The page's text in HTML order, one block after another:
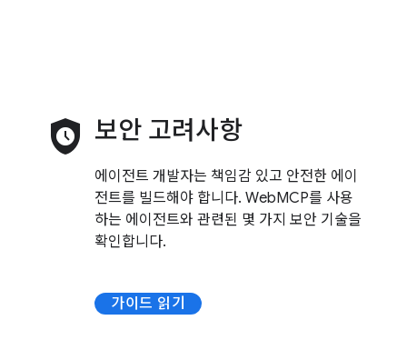
safety_check 보안 고려사항
에이전트 개발자는 책임감 있고 안전한 에이
전트를 빌드해야 합니다. WebMCP를 사용
하는 에이전트와 관련된 몇 가지 보안 기술을
확인합니다.
가이드 읽기